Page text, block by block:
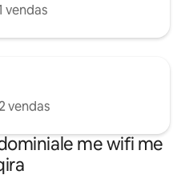
vendas
vendas
me wifi me